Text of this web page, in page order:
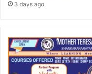
3 days ago